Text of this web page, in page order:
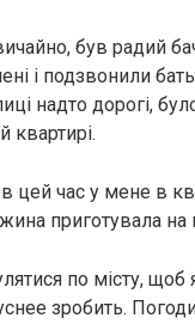
був радий
і подзвонили
надто дорогі,
квартирі.
цей час у мене в
приготувала
по місту,
зробить.